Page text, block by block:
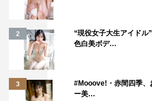
『キスマイ超BUSAIKU!?』
カッコいい＆ブサイク顔トランプ
てれにゅ～
映画「未成年だけどコドモじゃ
2
“現役女子大生アイドル
色白美ボデ…
3
#Mooove!・赤間四季、
ー美…